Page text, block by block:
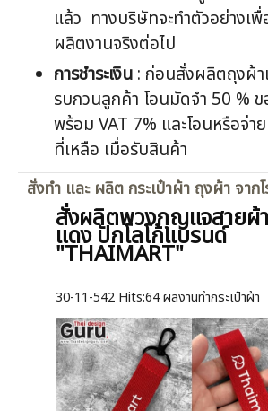
แล้ว ทางบริษัทจะทำตัวอย่างเ
ผลิตงานจริงต่อไป
การชำระเงิน : ก่อนสั่งผลิตถุงผ้
รบกวนลูกค้า โอนมัดจำ 50 % ข
พร้อม VAT 7% และโอนหรือจ่า
ที่เหลือ เมื่อรับสินค้า
สั่งทำ และ ผลิต กระเป๋าผ้า ถุงผ้า จาก
สั่งผลิตพวงกุญแจสายผ้
แดง ปักโลโก้แบรนด์
"THAIMART"
30-11-542 Hits:64 ผลงานทำกระเป๋าผ้า